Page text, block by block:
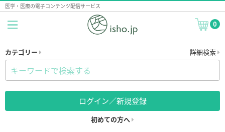
医学・医療の電子コンテンツ配信サービス
0
カテゴリー 詳細検索
ログイン／新規登録
初めての方へ